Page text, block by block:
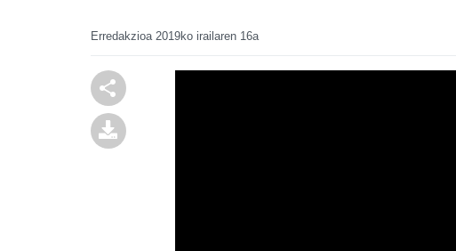
Erredakzioa 2019ko irailaren 16a